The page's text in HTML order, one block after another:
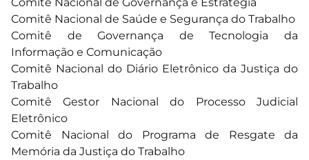
Comitê Nacional de Saúde e Segurança do Trabalho
Comitê de Governança de Tecnologia da
Informação e Comunicação
Comitê Nacional do Diário Eletrônico da Justiça do
Trabalho
Comitê Gestor Nacional do Processo Judicial
Eletrônico
Comitê Nacional do Programa de Resgate da
Memória da Justiça do Trabalho